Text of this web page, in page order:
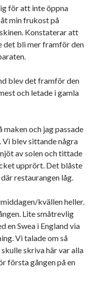
för att inte öppna
min frukost på
Konstaterar att
det bli mer framför den
blev det framför den
och letade i gamla
och jag passade
Vi blev sittande några
av solen och tittade
upprört. Det blåste
restaurangen låg.
kvällen heller.
Lite småtrevlig
en Swea i England via
Vi talade om så
skriva här var alla
första gången på en